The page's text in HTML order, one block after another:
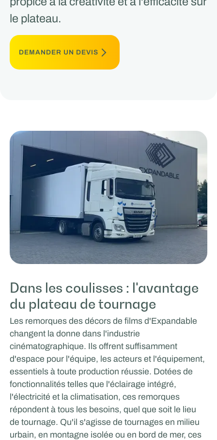
le plateau.
DEMANDER UN DEVIS
Dans les coulisses : l'avantage
du plateau de tournage
Les remorques des décors de films d'Expandable
changent la donne dans l'industrie
cinématographique. Ils offrent suffisamment
d'espace pour l'équipe, les acteurs et l'équipement,
essentiels à toute production réussie. Dotées de
fonctionnalités telles que l'éclairage intégré,
l'électricité et la climatisation, ces remorques
répondent à tous les besoins, quel que soit le lieu
de tournage. Qu'il s'agisse de tournages en milieu
urbain, en montagne isolée ou en bord de mer, ces